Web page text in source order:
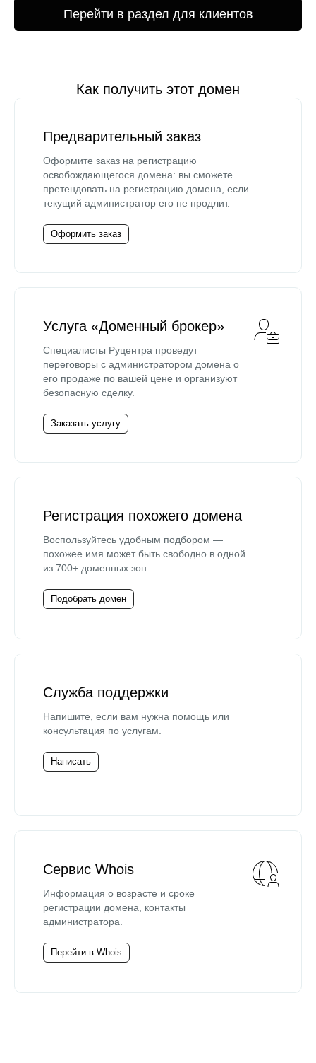
Перейти в раздел для клиентов
Как получить этот домен
Предварительный заказ
Оформите заказ на регистрацию
освобождающегося домена: вы сможете
претендовать на регистрацию домена, если
текущий администратор его не продлит.
Оформить заказ
Услуга «Доменный брокер»
Специалисты Руцентра проведут
переговоры с администратором домена о
его продаже по вашей цене и организуют
безопасную сделку.
Заказать услугу
Регистрация похожего домена
Воспользуйтесь удобным подбором —
похожее имя может быть свободно в одной
из 700+ доменных зон.
Подобрать домен
Служба поддержки
Напишите, если вам нужна помощь или
консультация по услугам.
Написать
Сервис Whois
Информация о возрасте и сроке
регистрации домена, контакты
администратора.
Перейти в Whois